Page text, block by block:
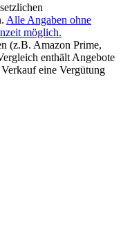
Alle Angaben ohne
möglich.
(z.B. Amazon Prime,
enthält Angebote
eine Vergütung